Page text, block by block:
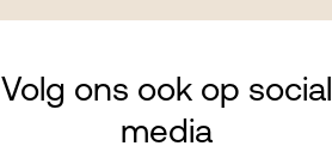
Volg ons ook op social
media